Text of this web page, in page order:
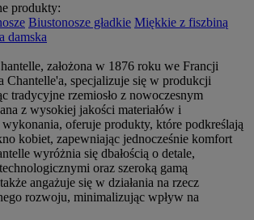
produkty:
Biustonosze gładkie Miękkie z fiszbiną
damska
założona w 1876 roku we Francji
Chantelle'a, specjalizuje się w produkcji
tradycyjne rzemiosło z nowoczesnym
z wysokiej jakości materiałów i
oferuje produkty, które podkreślają
kobiet, zapewniając jednocześnie komfort
wyróżnia się dbałością o detale,
oraz szeroką gamą
angażuje się w działania na rzecz
rozwoju, minimalizując wpływ na